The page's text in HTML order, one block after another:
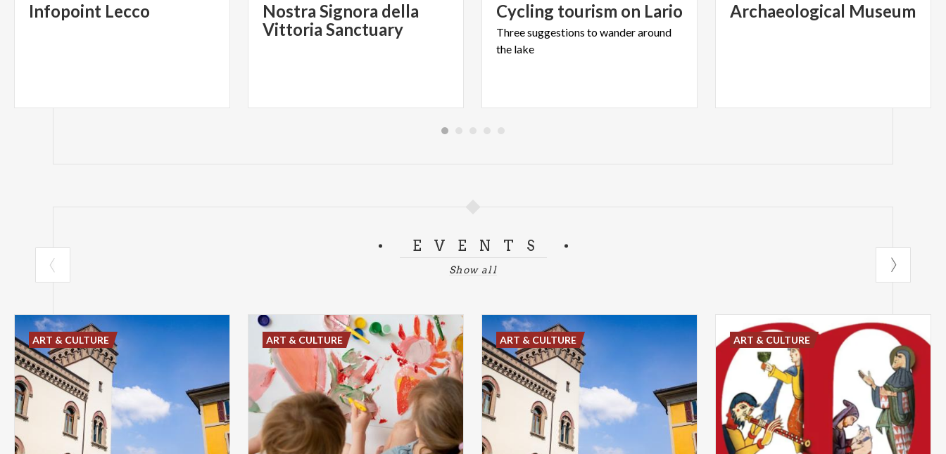
Infopoint Lecco
Nostra Signora della
Vittoria Sanctuary
Cycling tourism on Lario
Threesuggestions towanderaround
the lake
Archaeological Museum
EVENTS
Show all
ART & CULTURE ART & CULTURE ART & CULTURE ART & CULTURE